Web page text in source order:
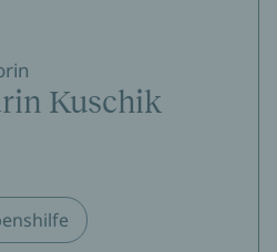
Kuschik